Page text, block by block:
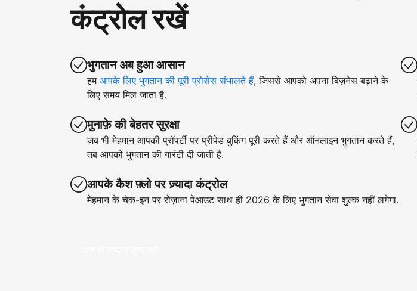
कंट्रोल रखें
भुगतान अब हुआ आसान
हम आपके लिए भुगतान की पूरी प्रोसेस संभालते हैं, जिससे आपको अपना बिज़नेस बढ़ाने के
लिए समय मिल जाता है.
मुनाफ़े की बेहतर सुरक्षा
जब भी मेहमान आपकी प्रॉपर्टी पर प्रीपेड बुकिंग पूरी करते हैं और ऑनलाइन भुगतान करते हैं,
तब आपको भुगतान की गारंटी दी जाती है.
आपके कैश फ़्लो पर ज़्यादा कंट्रोल
मेहमान के चेक-इन पर रोज़ाना पेआउट साथ ही 2026 के लिए भुगतान सेवा शुल्क नहीं लगेगा.
आज ही कमाना शुरू करें